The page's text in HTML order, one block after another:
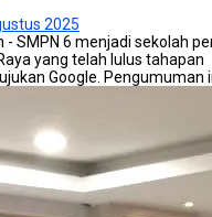
2025
- SMPN 6 menjadi sekolah
yang telah lulus tahapan
Google. Pengumuman